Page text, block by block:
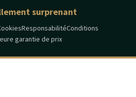
surprenant
ResponsabilitéConditions
garantie de prix